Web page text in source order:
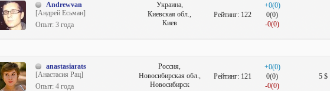
Andrewvan
[Андрей Есьман]
Опыт: 3 года
+0(0)
0(0)
-0(0)
Рейтинг:122
Украина,
Киевская обл.,
Киев
anastasiarats
[Анастасия Рац]
Опыт: 4 года
5 $
+0(0)
0(0)
-0(0)
Рейтинг:121
Россия,
Новосибирская обл.,
Новосибирск